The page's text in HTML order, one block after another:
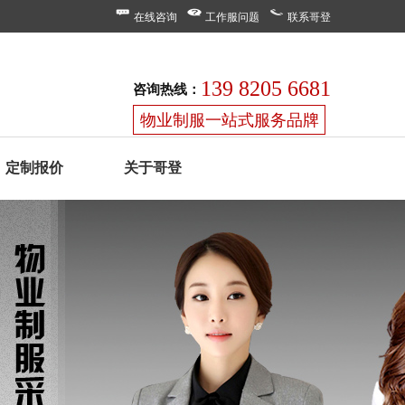
在线咨询 工作服问题 联系哥登
咨询热线： 139 8205 6681
物业制服一站式服务品牌
定制报价 关于哥登